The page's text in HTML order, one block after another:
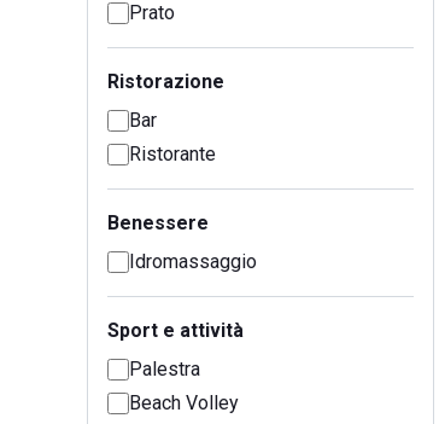
Prato
Ristorazione
Bar
Ristorante
Benessere
Idromassaggio
Sport e attività
Palestra
Beach Volley